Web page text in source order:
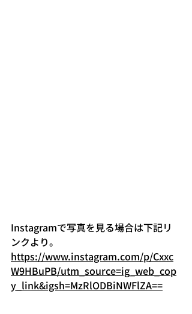
Instagramで写真を見る場合は下記リ
ンクより。
https://www.instagram.com/p/Cxxc
W9HBuPB/utm_source=ig_web_cop
y_link&igsh=MzRlODBiNWFlZA==